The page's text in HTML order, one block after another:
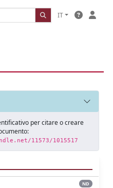
IT
per citare o creare
11573/1015517
ND